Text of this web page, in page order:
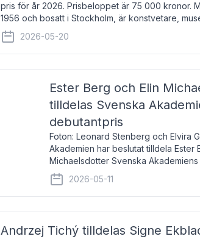
pris för år 2026. Prisbeloppet är 75 000 kronor.
1956 och bosatt i Stockholm, är konstvetare,
Han disputerade 1993 vid Uppsala un
2026-05-20
Ester Berg och Elin
tilldelas Svenska
debutantpris
Foton: Leonard Stenberg och Elvira
Akademien har beslutat tilldela Ester
Michaelsdotter Svenska
2026. Priset är nyinstiftat och syftar till
intressanta och löftesrik
2026-05-11
Andrzej Tichý tilldelas Signe